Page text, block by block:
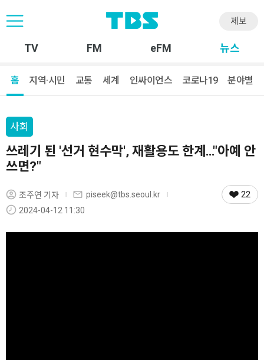
제보
TV FM eFM 뉴스
홈 지역·시민 교통 세계 인싸이언스 코로나19 분야별
사회
쓰레기 된 '선거 현수막', 재활용도 한계…"아예 안
쓰면?"
조주연 기자
piseek@tbs.seoul.kr
2024-04-12 11:30
22